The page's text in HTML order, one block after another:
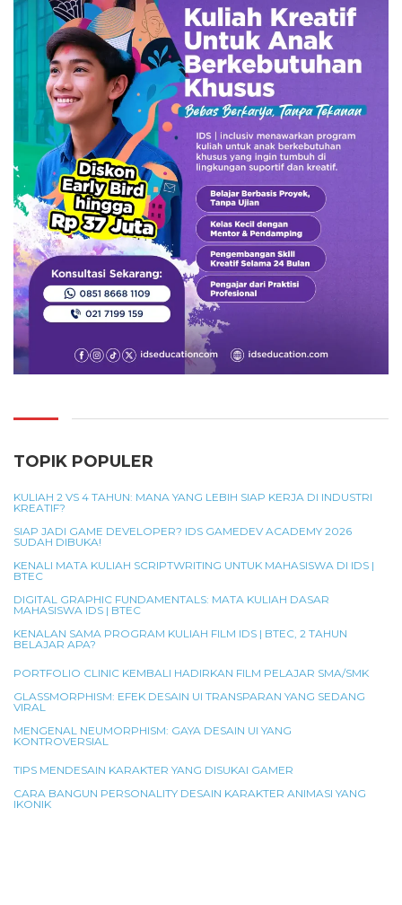
TOPIK POPULER
KULIAH 2 VS 4 TAHUN: MANA YANG LEBIH SIAP KERJA DI INDUSTRI
KREATIF?
SIAP JADI GAME DEVELOPER? IDS GAMEDEV ACADEMY 2026
SUDAH DIBUKA!
KENALI MATA KULIAH SCRIPTWRITING UNTUK MAHASISWA DI IDS |
BTEC
DIGITAL GRAPHIC FUNDAMENTALS: MATA KULIAH DASAR
MAHASISWA IDS | BTEC
KENALAN SAMA PROGRAM KULIAH FILM IDS | BTEC, 2 TAHUN
BELAJAR APA?
PORTFOLIO CLINIC KEMBALI HADIRKAN FILM PELAJAR SMA/SMK
GLASSMORPHISM: EFEK DESAIN UI TRANSPARAN YANG SEDANG
VIRAL
MENGENAL NEUMORPHISM: GAYA DESAIN UI YANG
KONTROVERSIAL
TIPS MENDESAIN KARAKTER YANG DISUKAI GAMER
CARA BANGUN PERSONALITY DESAIN KARAKTER ANIMASI YANG
IKONIK